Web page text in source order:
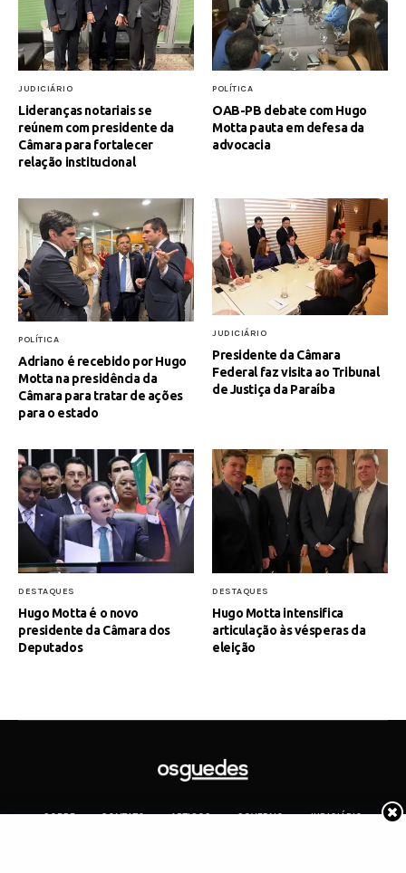
JUDICIÁRIO
Lideranças notariais se
reúnem com presidente da
Câmara para fortalecer
relação institucional
POLÍTICA
OAB-PB debate com Hugo
Motta pauta em defesa da
advocacia
POLÍTICA
Adriano é recebido por Hugo
Motta na presidência da
Câmara para tratar de ações
para o estado
JUDICIÁRIO
Presidente da Câmara
Federal faz visita ao Tribunal
de Justiça da Paraíba
DESTAQUES
Hugo Motta é o novo
presidente da Câmara dos
Deputados
DESTAQUES
Hugo Motta intensifica
articulação às vésperas da
eleição
SOBRE CONTATO ARTIGOS GOVERNO
JUDICIÁRIO